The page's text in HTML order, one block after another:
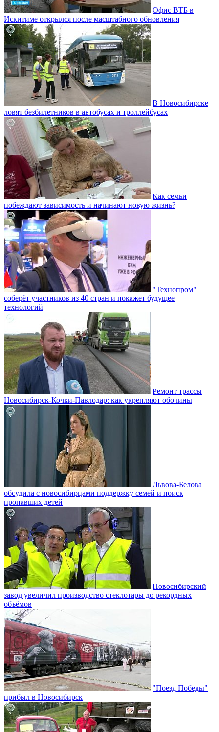
Офис ВТБ в
Искитиме открылся после масштабного обновления
В Новосибирске
ловят безбилетников в автобусах и троллейбусах
Как семьи
побеждают зависимость и начинают новую жизнь?
"Технопром"
соберёт участников из 40 стран и покажет будущее
технологий
Ремонт трассы
Новосибирск-Кочки-Павлодар: как укрепляют обочины
Львова-Белова
обсудила с новосибирцами поддержку семей и поиск
пропавших детей
Новосибирский
завод увеличил производство стеклотары до рекордных
объёмов
"Поезд Победы"
прибыл в Новосибирск